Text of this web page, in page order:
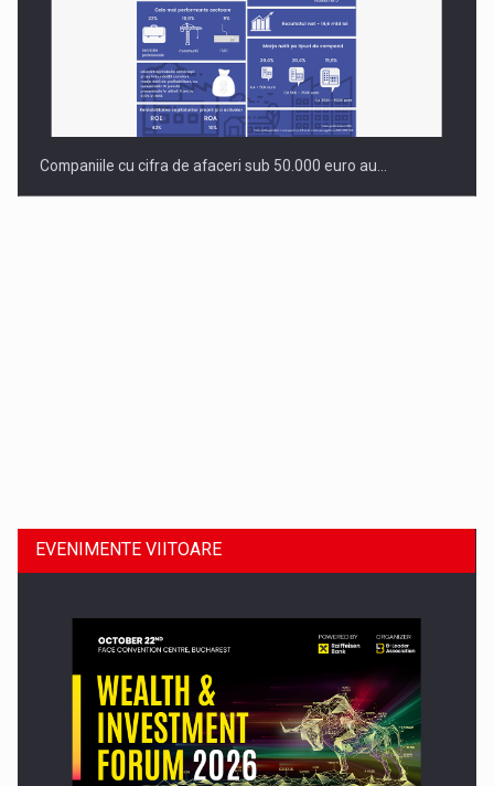
Companiile cu cifra de afaceri sub 50.000 euro au…
Comunicat de presa: Joburile part-time reincep sa intre pe…
EVENIMENTE VIITOARE